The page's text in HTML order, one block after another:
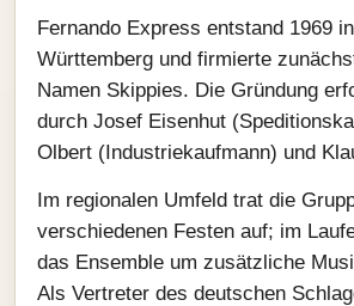
Fernando Express entstand 1969
Württemberg und firmierte
Namen Skippies. Die Gründung
durch Josef Eisenhut
Olbert (Industriekaufmann) und
Im regionalen Umfeld trat die
verschiedenen Festen auf; im
das Ensemble um zusätzliche
Als Vertreter des deutschen